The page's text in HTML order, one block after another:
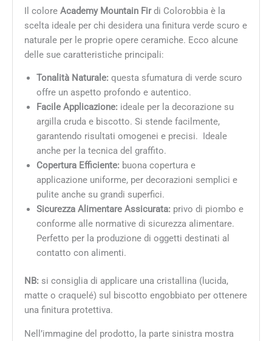
Il colore Academy Mountain Firdi Colorobbia è la
scelta ideale per chi desidera una finitura verde scuro e
naturale per le proprie opere ceramiche. Ecco alcune
delle sue caratteristiche principali:
Tonalità Naturale: questa sfumatura di verde scuro
offre un aspetto profondo e autentico.
Facile Applicazione: ideale per la decorazione su
argilla cruda e biscotto. Si stende facilmente,
garantendo risultati omogenei e precisi. Ideale
anche per la tecnica del graffito.
Copertura Efficiente: buona copertura e
applicazione uniforme, per decorazioni semplici e
pulite anche su grandi superfici.
Sicurezza Alimentare Assicurata: privo di piombo e
conforme alle normative di sicurezza alimentare.
Perfetto per la produzione di oggetti destinati al
contatto con alimenti.
NB: si consiglia di applicare una cristallina (lucida,
matte o craquelé) sul biscotto engobbiato per ottenere
una finitura protettiva.
Nell’immagine del prodotto, la parte sinistra mostra